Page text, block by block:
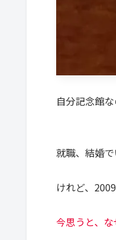
自分記念館
就職、結婚
けれど、
今思うと、